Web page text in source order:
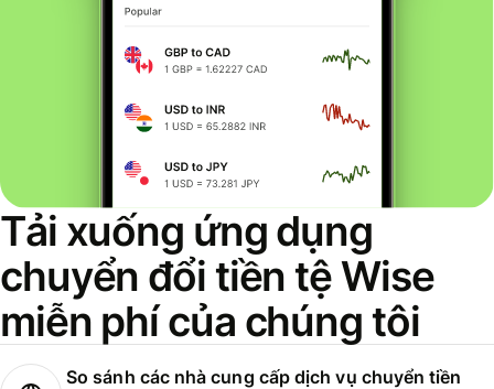
Tải xuống ứng dụng
chuyển đổi tiền tệ Wise
miễn phí của chúng tôi
So sánh các nhà cung cấp dịch vụ chuyển tiền